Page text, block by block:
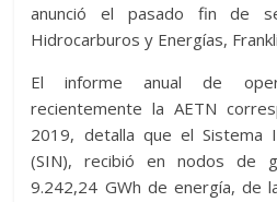
anunció el pasado fin de
Hidrocarburos y Energías,
El informe anual de
recientemente la AETN
2019, detalla que el Sistema
(SIN), recibió en nodos de
9.242,24 GWh de energía, de